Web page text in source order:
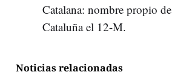
Catalana: nombre propio
Cataluña el 12-M.
Noticias relacionadas